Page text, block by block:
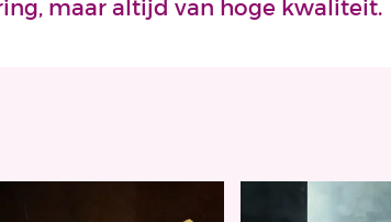
maar altijd van hoge kwaliteit.